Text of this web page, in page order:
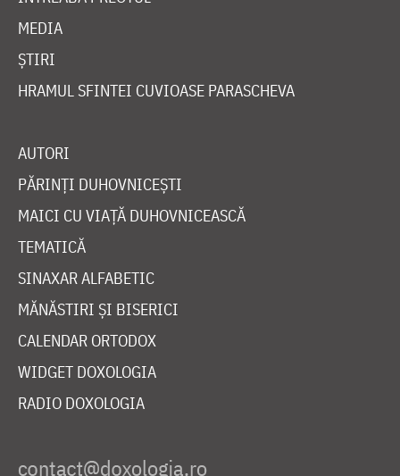
MEDIA
ȘTIRI
HRAMUL SFINTEI CUVIOASE PARASCHEVA
AUTORI
PĂRINȚI DUHOVNICEȘTI
MAICI CU VIAȚĂ DUHOVNICEASCĂ
TEMATICĂ
SINAXAR ALFABETIC
MĂNĂSTIRI ȘI BISERICI
CALENDAR ORTODOX
WIDGET DOXOLOGIA
RADIO DOXOLOGIA